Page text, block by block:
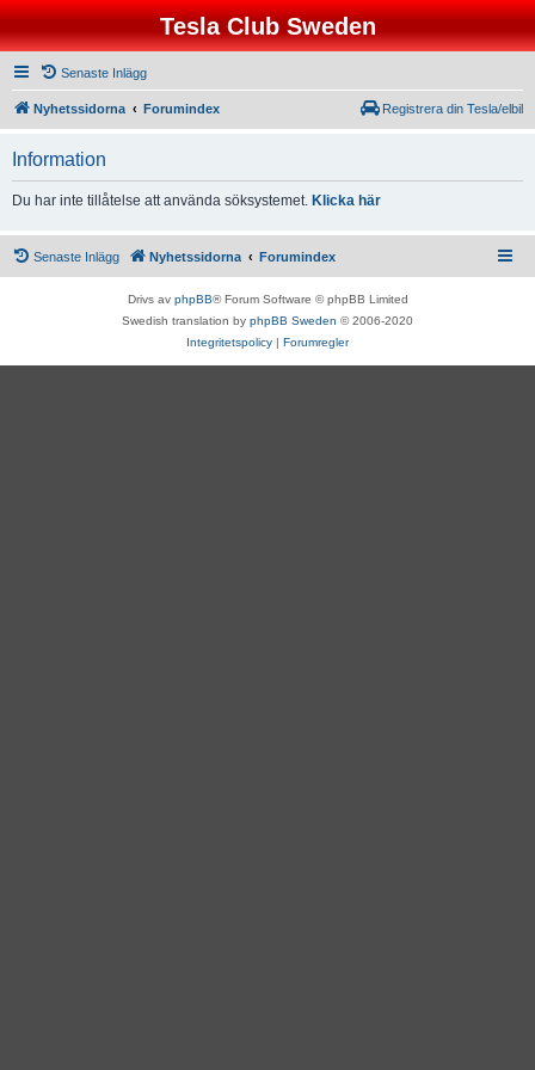
Tesla Club Sweden
Senaste Inlägg
Nyhetssidorna Forumindex Registrera din Tesla/elbil
Information
Du har inte tillåtelse att använda söksystemet. Klicka här
Senaste Inlägg Nyhetssidorna Forumindex
Drivs av phpBB® Forum Software © phpBB Limited
Swedish translation by phpBB Sweden © 2006-2020
Integritetspolicy | Forumregler